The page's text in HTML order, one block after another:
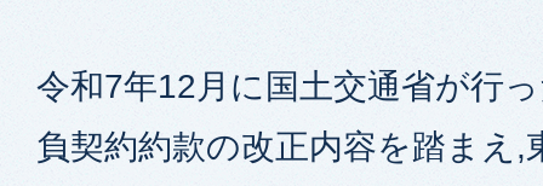
令和7年12月に国土交通省が行
負契約約款の改正内容を踏まえ,